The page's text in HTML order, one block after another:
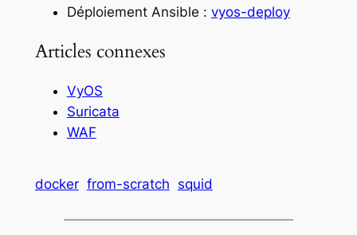
Déploiement Ansible : vyos-deploy
Articles connexes
VyOS
Suricata
WAF
docker from-scratch squid